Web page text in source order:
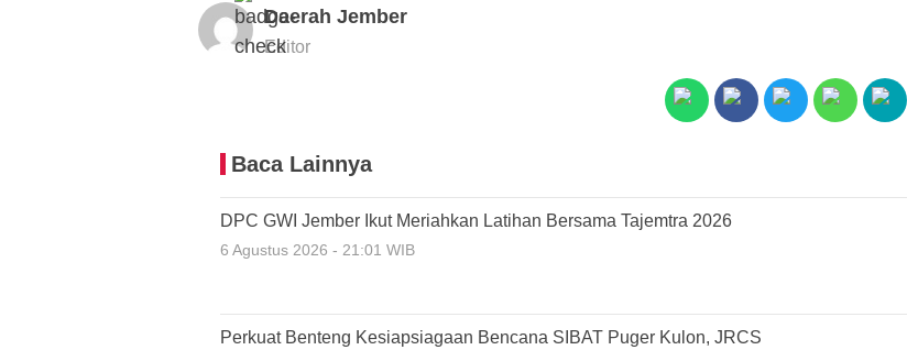
Daerah Jember
Editor
Baca Lainnya
DPC GWI Jember Ikut Meriahkan Latihan Bersama Tajemtra 2026
6 Agustus 2026 - 21:01 WIB
Perkuat Benteng Kesiapsiagaan Bencana SIBAT Puger Kulon, JRCS